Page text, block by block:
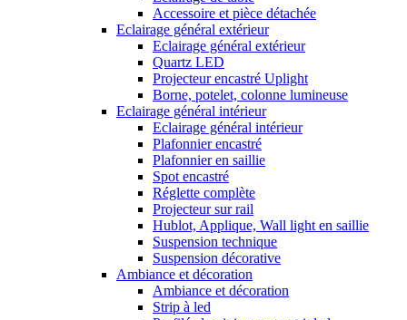
Accessoire et pièce détachée
Eclairage général extérieur
Eclairage général extérieur
Quartz LED
Projecteur encastré Uplight
Borne, potelet, colonne lumineuse
Eclairage général intérieur
Eclairage général intérieur
Plafonnier encastré
Plafonnier en saillie
Spot encastré
Réglette complète
Projecteur sur rail
Hublot, Applique, Wall light en saillie
Suspension technique
Suspension décorative
Ambiance et décoration
Ambiance et décoration
Strip à led